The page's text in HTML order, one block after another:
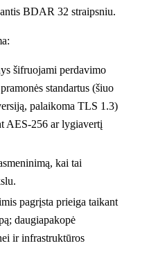
BDAR 32 straipsniu.
šifruojami perdavimo
standartus (šiuo
palaikoma TLS 1.3)
AES-256 ar lygiavertį
, kai tai
pagrįsta prieiga taikant
daugiapakopė
ir infrastruktūros